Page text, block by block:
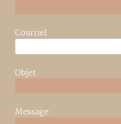
Courriel
Objet
Message